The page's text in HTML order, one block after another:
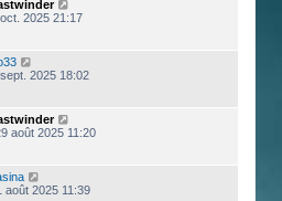
2025 21:17
2025 18:02
août 2025 11:20
août 2025 11:39